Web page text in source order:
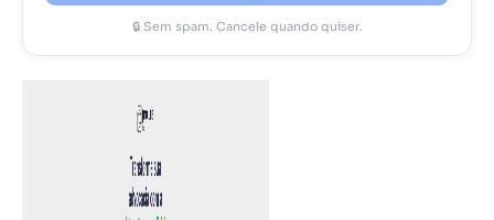
🔒 Sem spam. Cancele quando quiser.